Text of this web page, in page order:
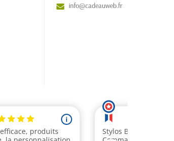
info@cadeauweb.fr